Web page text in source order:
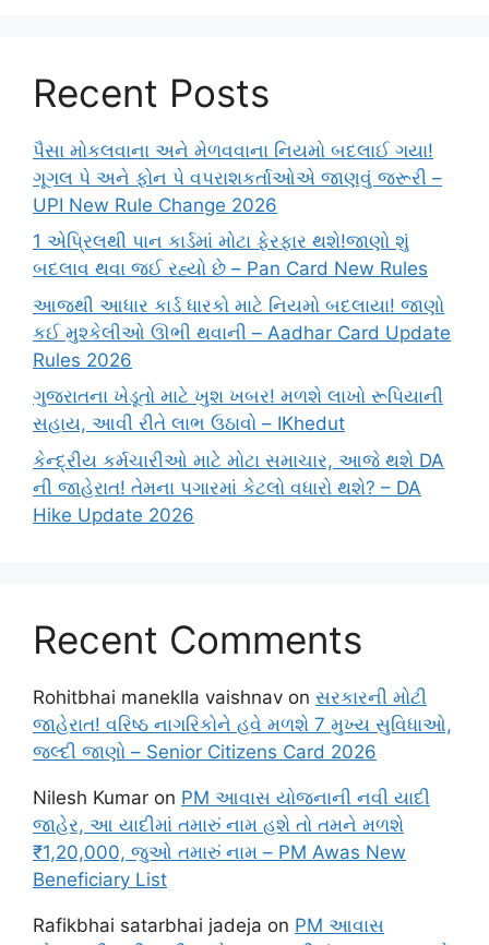
Recent Posts
પૈસા મોકલવાના અને મેળવવાના નિયમો બદલાઈ ગયા!
ગૂગલ પે અને ફોન પે વપરાશકર્તાઓએ જાણવું જરૂરી –
UPI New Rule Change 2026
1 એપ્રિલથી પાન કાર્ડમાં મોટા ફેરફાર થશે!જાણો શું
બદલાવ થવા જઈ રહ્યો છે – Pan Card New Rules
આજથી આધાર કાર્ડ ધારકો માટે નિયમો બદલાયા! જાણો
કઈ મુશ્કેલીઓ ઊભી થવાની – Aadhar Card Update
Rules 2026
ગુજરાતના ખેડૂતો માટે ખુશ ખબર! મળશે લાખો રૂપિયાની
સહાય, આવી રીતે લાભ ઉઠાવો – IKhedut
કેન્દ્રીય કર્મચારીઓ માટે મોટા સમાચાર, આજે થશે DA
ની જાહેરાત! તેમના પગારમાં કેટલો વધારો થશે? – DA
Hike Update 2026
Recent Comments
Rohitbhai maneklla vaishnav on સરકારની મોટી
જાહેરાત! વરિષ્ઠ નાગરિકોને હવે મળશે 7 મુખ્ય સુવિધાઓ,
જલ્દી જાણો – Senior Citizens Card 2026
Nilesh Kumar on PM આવાસ યોજનાની નવી યાદી
જાહેર, આ યાદીમાં તમારું નામ હશે તો તમને મળશે
₹1,20,000, જુઓ તમારું નામ – PM Awas New
Beneficiary List
Rafikbhai satarbhai jadeja on PM આવાસ